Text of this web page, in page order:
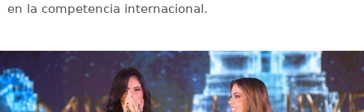
en la competencia internacional.